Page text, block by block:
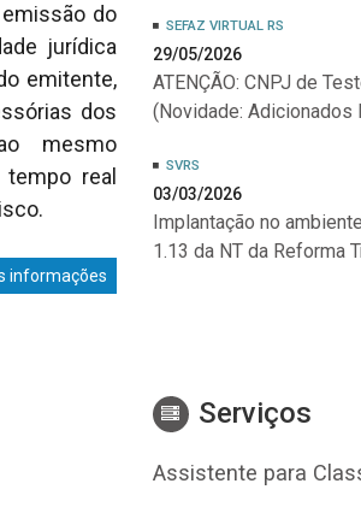
do
jurídica
emitente,
dos
mesmo
real
informações
SEFAZ VIRTUAL RS
29/05/2026
ATENÇÃO: CNPJ de
(Novidade: Adicionados
SVRS
03/03/2026
Implantação no
1.13 da NT da Reforma
Serviços
Assistente para